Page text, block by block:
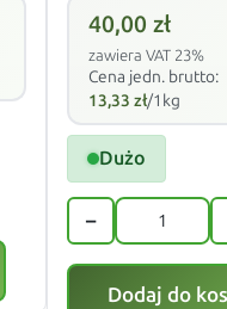
40,00 zł
zawiera VAT 23%
Cena jedn. brutto:
13,33 zł/1kg
Dużo
−
Dodaj do